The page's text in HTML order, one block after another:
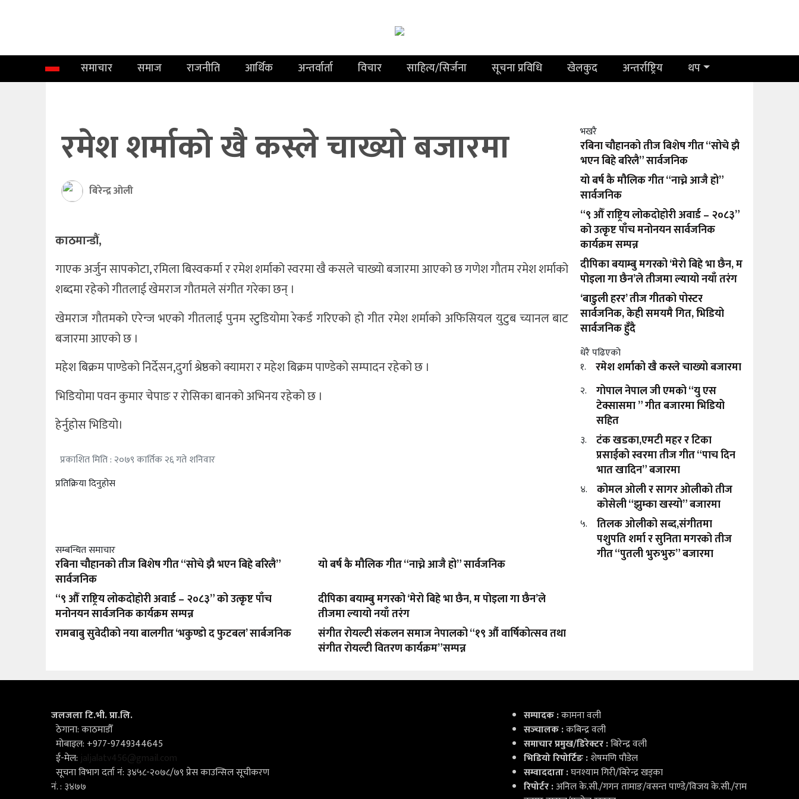
समाचार समाज राजनीति आर्थिक अन्तर्वार्ता विचार साहित्य/सिर्जना सूचना प्रविधि खेलकुद अन्तर्राष्ट्रिय थप
राजनीति
रमेश शर्माको खै कस्ले चाख्यो बजारमा
बिरेन्द्र ओली
काठमान्डौं,
गाएक अर्जुन सापकोटा, रमिला बिस्वकर्मा र रमेश शर्माको स्वरमा खै कसले चाख्यो बजारमा आएको छ गणेश गौतम रमेश शर्माको
शब्दमा रहेको गीतलाई खेमराज गौतमले संगीत गरेका छन् ।
खेमराज गौतमको एरेन्ज भएको गीतलाई पुनम स्टुडियोमा रेकर्ड गरिएको हो गीत रमेश शर्माको अफिसियल युटुब च्यानल बाट
बजारमा आएको छ ।
महेश बिक्रम पाण्डेको निर्देसन,दुर्गा श्रेष्ठको क्यामरा र महेश बिक्रम पाण्डेको सम्पादन रहेको छ ।
भिडियोमा पवन कुमार चेपाङ र रोसिका बानको अभिनय रहेको छ ।
हेर्नुहोस भिडियो।
प्रकाशित मिति : २०७९ कार्तिक २६ गते शनिवार
प्रतिक्रिया दिनुहोस
सम्बन्धित समाचार
रबिना चौहानको तीज बिशेष गीत “सोचे झै भएन बिहे बरिलै”
सार्वजनिक
यो बर्ष कै मौलिक गीत “नाच्ने आजै हो” सार्वजनिक
“९ औँ राष्ट्रिय लोकदोहोरी अवार्ड – २०८३” को उत्कृष्ट पाँच
मनोनयन सार्वजनिक कार्यक्रम सम्पन्न
दीपिका बयाम्बु मगरको ‘मेरो बिहे भा छैन, म पोइला गा छैन’ले
तीजमा ल्यायो नयाँ तरंग
रामबाबु सुवेदीको नया बालगीत ‘भकुण्डो द फुटबल’ सार्बजनिक
संगीत रोयल्टी संकलन समाज नेपालको “१९ औं वार्षिकोत्सव तथा
संगीत रोयल्टी वितरण कार्यक्रम”सम्पन्न
भखरै
रबिना चौहानको तीज बिशेष गीत “सोचे झै
भएन बिहे बरिलै” सार्वजनिक
यो बर्ष कै मौलिक गीत “नाच्ने आजै हो”
सार्वजनिक
“९ औँ राष्ट्रिय लोकदोहोरी अवार्ड – २०८३”
को उत्कृष्ट पाँच मनोनयन सार्वजनिक
कार्यक्रम सम्पन्न
दीपिका बयाम्बु मगरको ‘मेरो बिहे भा छैन, म
पोइला गा छैन’ले तीजमा ल्यायो नयाँ तरंग
‘बाडुली हरर’ तीज गीतको पोस्टर
सार्वजनिक, केही समयमै गित, भिडियो
सार्वजनिक हुँदै
धेरै पढिएको
१.
रमेश शर्माको खै कस्ले चाख्यो बजारमा
२.
गोपाल नेपाल जी एमको “यु एस
टेक्सासमा ” गीत बजारमा भिडियो
सहित
३.
टंक खडका,एमटी महर र टिका
प्रसाईको स्वरमा तीज गीत “पाच दिन
भात खादिन” बजारमा
४.
कोमल ओली र सागर ओलीको तीज
कोसेली “झुम्का खस्यो” बजारमा
५.
तिलक ओलीको सब्द,संगीतमा
पशुपति शर्मा र सुनिता मगरको तीज
गीत “पुतली भुरुभुरु” बजारमा
जलजला टि.भी. प्रा.लि.
ठेगाना: काठमाडौँ
मोबाइल: +977-9749344645
ई-मेल: jaljalatv456@gmail.com
सूचना विभाग दर्ता नं: ३४५८-२०७८/७९ प्रेस काउन्सिल सूचीकरण
नं. : ३४७७
सम्पादक :कामना वली
सञ्‍चालक :कबिन्द्र वली
समाचार प्रमुख/डिरेक्टर :बिरेन्द्र वली
भिडियोरिपोर्टिङ :शेषमणि पौडेल
सम्वाददाता :घनश्याम गिरी/बिरेन्द्र खड्का
रिपोर्टर :अनिल के.सी./गगन तामाङ/वसन्त पाण्डे/विजय के.सी./राम